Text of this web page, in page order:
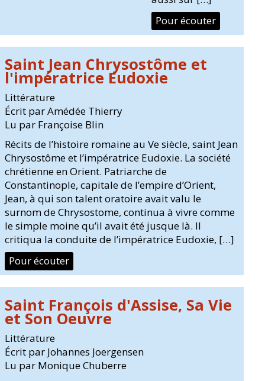
Pour écouter
Saint Jean Chrysostôme et
l'impératrice Eudoxie
Littérature
Écrit par Amédée Thierry
Lu par Françoise Blin
Récits de l’histoire romaine au Ve siècle, saint Jean
Chrysostôme et l’impératrice Eudoxie. La société
chrétienne en Orient. Patriarche de
Constantinople, capitale de l’empire d’Orient,
Jean, à qui son talent oratoire avait valu le
surnom de Chrysostome, continua à vivre comme
le simple moine qu’il avait été jusque là. Il
critiqua la conduite de l’impératrice Eudoxie, […]
Pour écouter
Saint François d'Assise, Sa Vie
et Son Oeuvre
Littérature
Écrit par Johannes Joergensen
Lu par Monique Chuberre